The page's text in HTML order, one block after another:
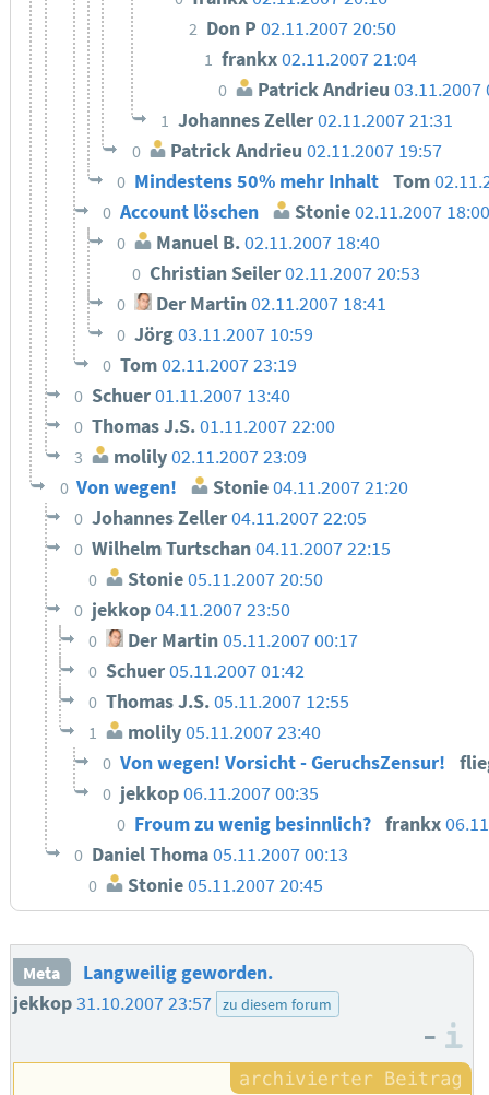
2 Don P02.11.2007 20:50
1 frankx02.11.2007 21:04
0 Patrick Andrieu 03.11.2007
1 Johannes Zeller02.11.2007 21:31
0 Patrick Andrieu 02.11.2007 19:57
0 Mindestens 50% mehr Inhalt Tom
0 Account löschen Stonie02.11.2007 18:00
0 Manuel B.02.11.2007 18:40
0 Christian Seiler02.11.2007 20:53
0 Der Martin02.11.2007 18:41
0 Jörg03.11.2007 10:59
0 Tom02.11.2007 23:19
0 Schuer01.11.2007 13:40
0 Thomas J.S.01.11.2007 22:00
3 molily 02.11.2007 23:09
0 Von wegen! Stonie04.11.2007 21:20
0 Johannes Zeller04.11.2007 22:05
0 Wilhelm Turtschan04.11.2007 22:15
0 Stonie05.11.2007 20:50
0 jekkop04.11.2007 23:50
0 Der Martin05.11.2007 00:17
0 Schuer05.11.2007 01:42
0 Thomas J.S.05.11.2007 12:55
1 molily05.11.2007 23:40
0 Von wegen! Vorsicht - GeruchsZensur!
0 jekkop06.11.2007 00:35
0 Froum zu wenig besinnlich? frankx
0 Daniel Thoma05.11.2007 00:13
0 Stonie05.11.2007 20:45
Meta
Langweilig geworden.
jekkop31.10.2007 23:57 zu diesem forum
–